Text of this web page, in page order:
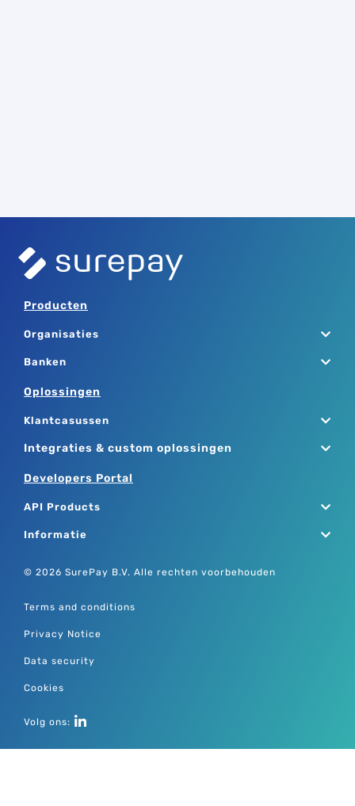
Producten
Organisaties
Banken
Oplossingen
Klantcasussen
Integraties & custom oplossingen
Developers Portal
API Products
Informatie
© 2026 SurePay B.V. Alle rechten voorbehouden
Terms and conditions
Privacy Notice
Data security
Cookies
Volg ons: